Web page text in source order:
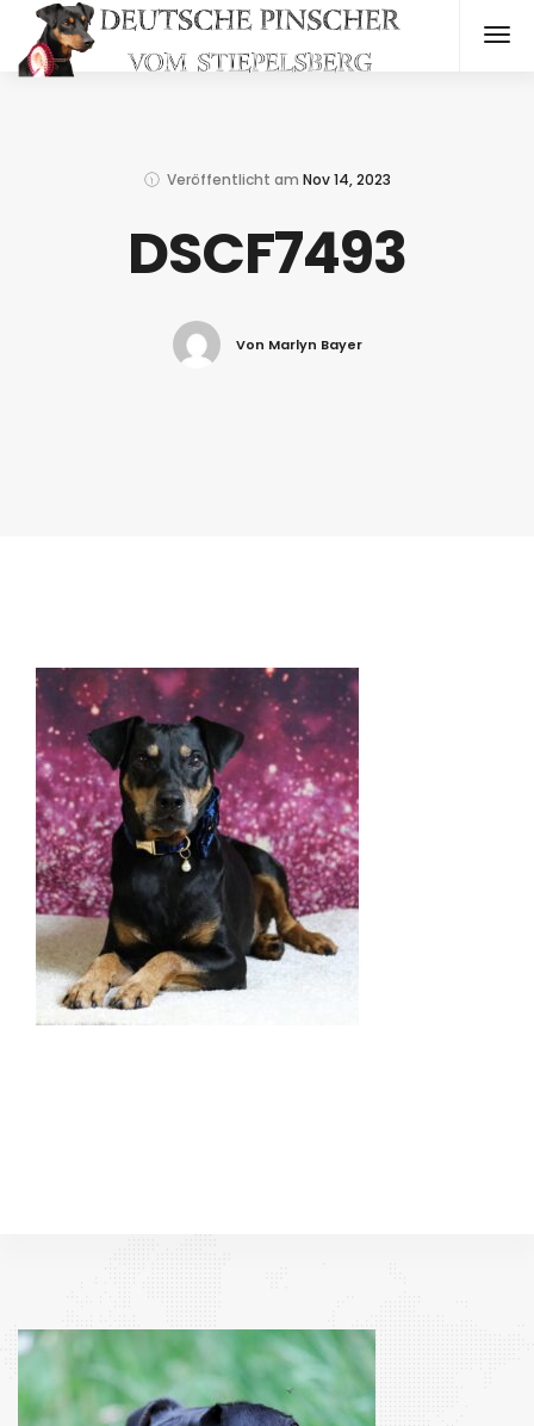
Veröffentlicht am Nov 14, 2023
DSCF7493
Von Marlyn Bayer